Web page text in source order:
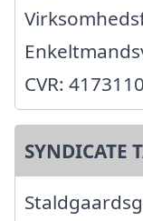
CVR:
SYNDICATE